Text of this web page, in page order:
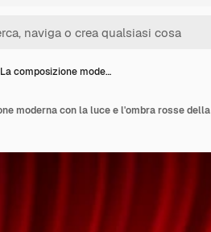
La composizione mode…